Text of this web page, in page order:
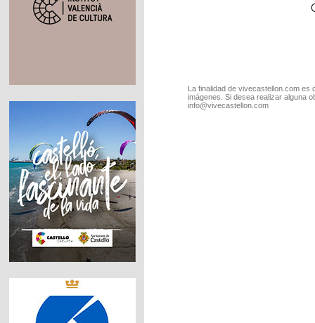
La finalidad de vivecastellon.com
imágenes. Si desea realizar alguna
info@vivecastellon.com